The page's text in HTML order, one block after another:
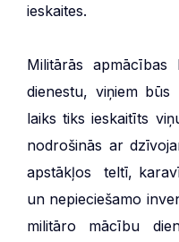
ieskaites.
Militārās
dienestu, viņiem
laiks tiks ieskaitīts
nodrošinās ar
apstākļos teltī,
un nepieciešamo
militāro mācību